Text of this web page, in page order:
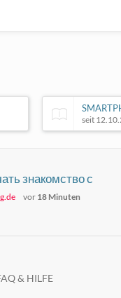
seit
знакомство с
и стоит ли верить
vor 18 Minuten
& HILFE